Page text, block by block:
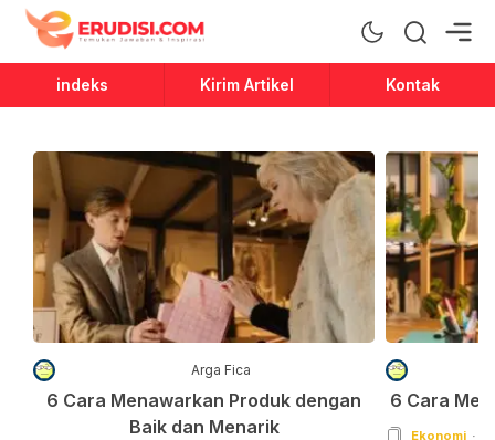
Erudisi
Temukan Jawaban dan Inspirasi
indeks Kirim Artikel Kontak
Arga Fica
6 Cara Menawarkan Produk dengan
Baik dan Menarik
6 Cara
Ekonomi